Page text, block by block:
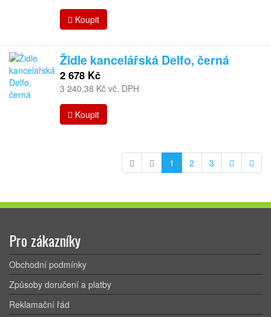
Koupit
Židle kancelářská Delfo, černá
2 678 Kč
3 240,38 Kč vč. DPH
Koupit
1 2 3
Pro zákazníky
Obchodní podmínky
Způsoby doručení a platby
Reklamační řád